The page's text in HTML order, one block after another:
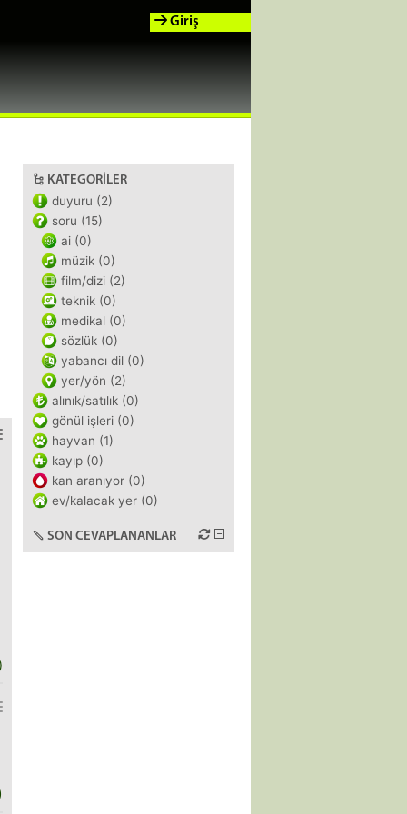
Giriş
KATEGORILER
duyuru (2)
soru (15)
ai (0)
müzik (0)
film/dizi (2)
teknik (0)
medikal (0)
sözlük (0)
yabancı dil (0)
yer/yön (2)
alınık/satılık (0)
gönül işleri (0)
hayvan (1)
kayıp (0)
kan aranıyor (0)
ev/kalacak yer (0)
SON CEVAPLANANLAR